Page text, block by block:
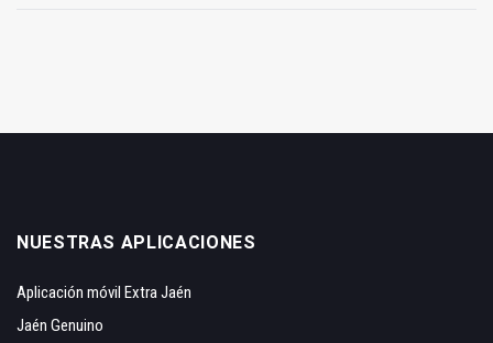
NUESTRAS APLICACIONES
Aplicación móvil Extra Jaén
Jaén Genuino